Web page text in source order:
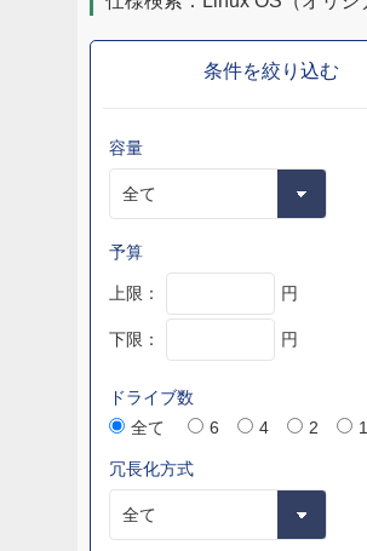
条件を絞り込む
容量
予算
上限： 円
下限： 円
ドライブ数
全て
6 4 2 1
冗長化方式